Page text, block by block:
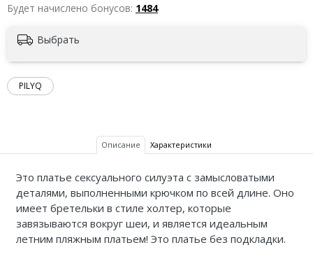
Будет начислено бонусов: 1484
Выбрать
PILYQ
Описание Характеристики
Это платье сексуального силуэта с замысловатыми
деталями, выполненными крючком по всей длине. Оно
имеет бретельки в стиле холтер, которые
завязываются вокруг шеи, и является идеальным
летним пляжным платьем! Это платье без подкладки.